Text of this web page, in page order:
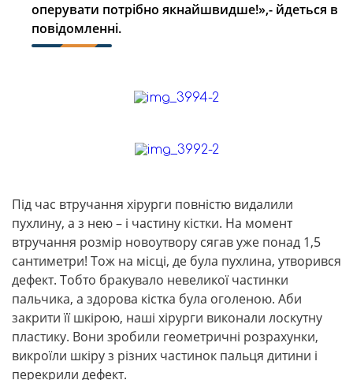
оперувати потрібно якнайшвидше!»,- йдеться в
повідомленні.
Під час втручання хірурги повністю видалили
пухлину, а з нею – і частину кістки. На момент
втручання розмір новоутвору сягав уже понад 1,5
сантиметри! Тож на місці, де була пухлина, утворився
дефект. Тобто бракувало невеликої частинки
пальчика, а здорова кістка була оголеною. Аби
закрити її шкірою, наші хірурги виконали лоскутну
пластику. Вони зробили геометричні розрахунки,
викроїли шкіру з різних частинок пальця дитини і
перекрили дефект.